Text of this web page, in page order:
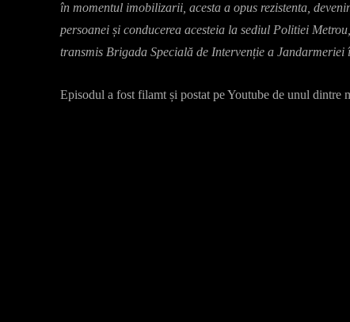
în momentul imobilizarii, acesta a opus rezistenta,
persoanei și conducerea acesteia la sediul Politiei
transmis Brigada Specială de Intervenție a Jandarmeriei
Episodul a fost filamt și postat pe Youtube de unul dintre